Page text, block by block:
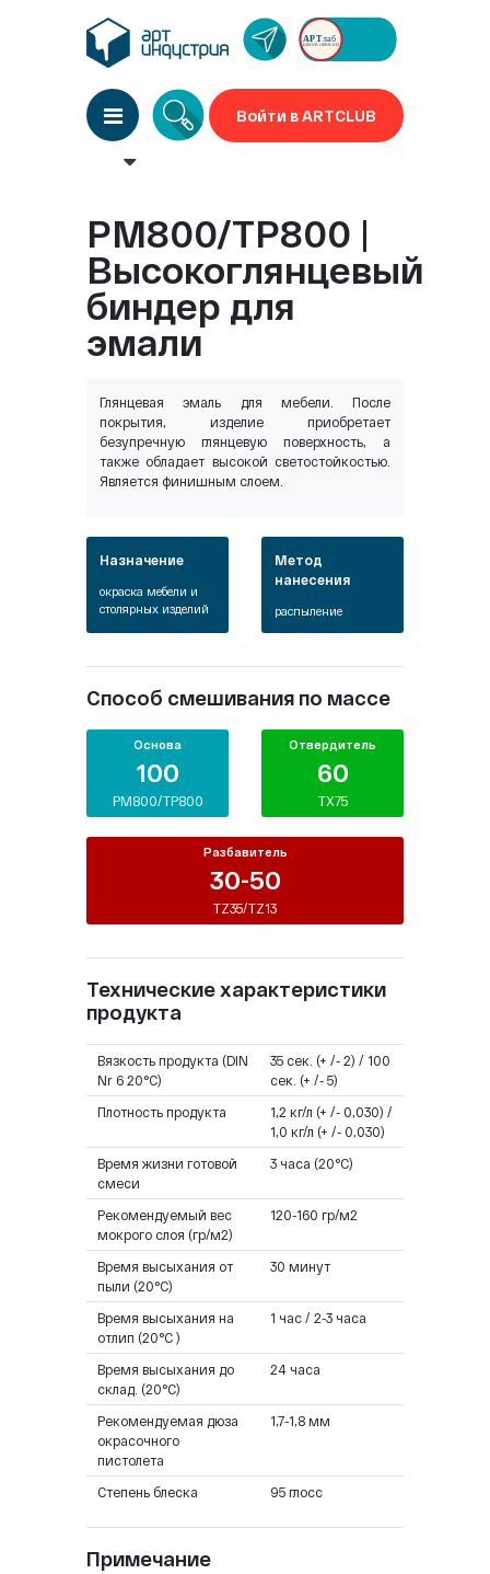
Войти в ARTCLUB
PM800/TP800 |
Высокоглянцевый
биндер для
эмали
Глянцевая эмаль для мебели. После
покрытия, изделие приобретает
безупречную глянцевую поверхность, а
также обладает высокой светостойкостью.
Является финишным слоем.
Назначение
окраска мебели и
столярных изделий
Метод
нанесения
распыление
Способ смешивания по массе
Основа
100
PM800/TP800
Отвердитель
60
TX75
Разбавитель
30-50
TZ35/TZ13
Технические характеристики
продукта
Вязкость продукта (DIN
Nr 6 20°C)
35 сек. (+ /- 2) / 100
сек. (+ /- 5)
Плотность продукта
1,2 кг/л (+ /- 0,030) /
1,0 кг/л (+ /- 0,030)
Время жизни готовой
смеси
3 часа (20°C)
Рекомендуемый вес
мокрого слоя (гр/м2)
120-160 гр/м2
Время высыхания от
пыли (20°C)
30 минут
Время высыхания на
отлип (20°C )
1 час / 2-3 часа
Время высыхания до
склад. (20°C)
24 часа
Рекомендуемая дюза
окрасочного
пистолета
1,7-1,8 мм
Степень блеска 95 глосс
Примечание